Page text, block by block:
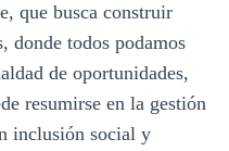
que busca construir
donde todos podamos
de oportunidades,
resumirse en la gestión
inclusión social y